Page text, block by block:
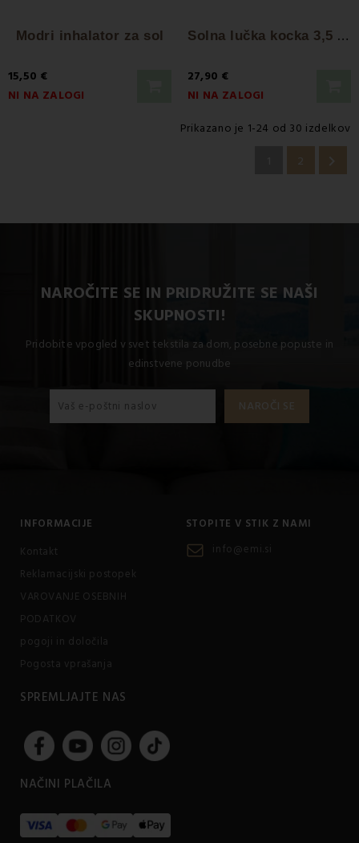
Modri inhalator za sol
15,50 €
NI NA ZALOGI
S
olna lučka kocka 3,5 kg
27,90 €
NI NA ZALOGI
Prikazano je 1-24 od 30 izdelkov
2 
NAROČITE SE IN PRIDRUŽITE SE NAŠI
SKUPNOSTI!
Pridobite vpogled v svet tekstila za dom, posebne popuste in
edinstvene ponudbe
INFORMACIJE
Kontakt
Reklamacijski postopek
VAROVANJE OSEBNIH
PODATKOV
pogoji in določila
Pogosta vprašanja
STOPITE V STIK Z NAMI
info@emi.si
SPREMLJAJTE NAS
NAČINI PLAČILA